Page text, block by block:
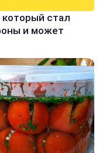
стал
и может